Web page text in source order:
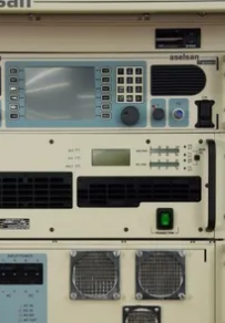
Metnimizi okumak ve
olarak kullanılan
.